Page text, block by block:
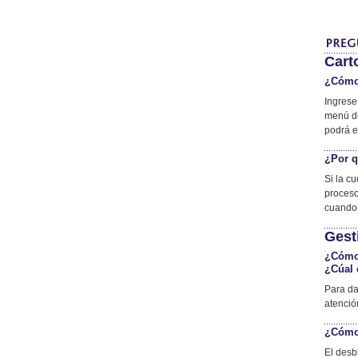
menú
podrá
¿Por
Si la
¿Cúal
Para
El